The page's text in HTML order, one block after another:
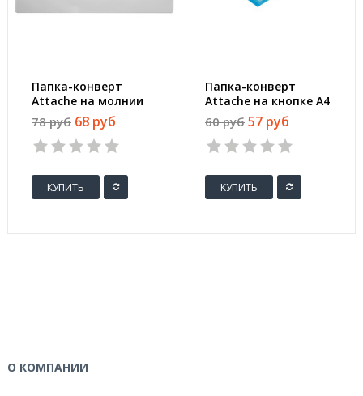
Папка-конверт
Attache на молнии
А5 прозрачная 0.16
мм
78 руб 68 руб
КУПИТЬ
Папка-конверт
Attache на кнопке А4
синяя 0.18 мм
60 руб 57 руб
КУПИТЬ
О КОМПАНИИ